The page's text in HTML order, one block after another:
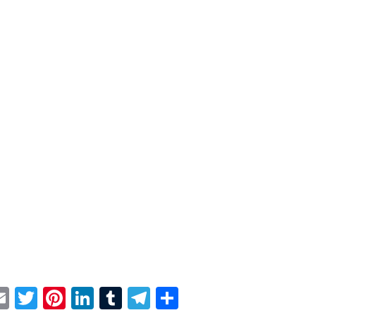
EmailTwitter
Pinterest
LinkedIn
TumblrTelegram